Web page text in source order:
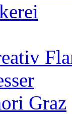
Graz